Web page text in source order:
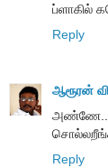
ப்ளாகில்
Reply
ஆரூரன்
Reply